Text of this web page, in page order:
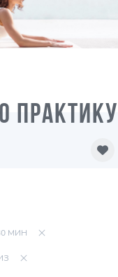
ПРАКТИКУ
МИН